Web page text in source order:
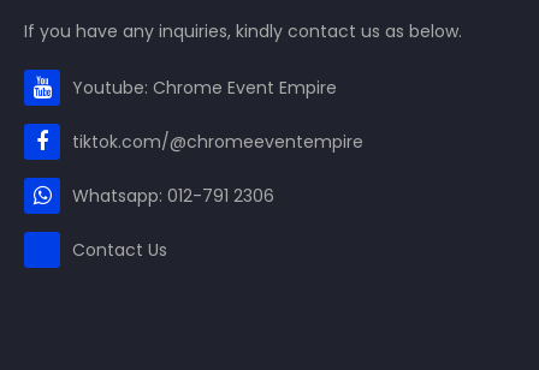
If you have any inquiries, kindly contact us as below.
Youtube: Chrome Event Empire
tiktok.com/@chromeeventempire
Whatsapp: 012-791 2306
Contact Us